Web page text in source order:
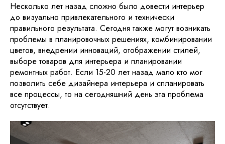
Несколько лет назад сложно было довести интерьер
до визуально привлекательного и технически
правильного результата. Сегодня также могут возникать
проблемы в планировочных решениях, комбинировании
цветов, внедрении инноваций, отображении стилей,
выборе товаров для интерьера и планировании
ремонтных работ. Если 15-20 лет назад мало кто мог
позволить себе дизайнера интерьера и спланировать
все процессы, то на сегодняшний день эта проблема
отсутствует.